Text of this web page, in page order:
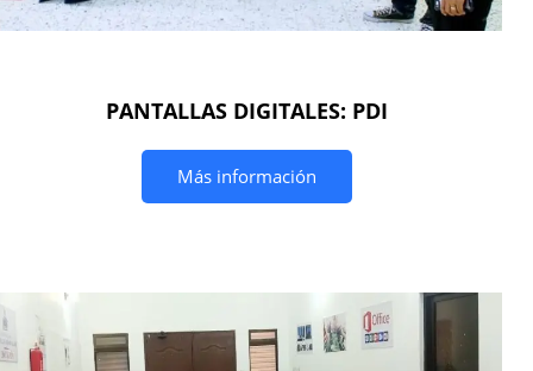
PANTALLAS DIGITALES: PDI
Más información